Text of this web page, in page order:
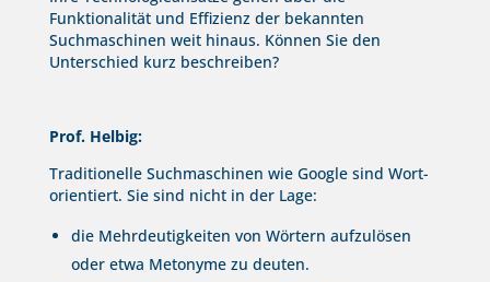
Funktionalität und Effizienz der bekannten
Suchmaschinen weit hinaus. Können Sie den
Unterschied kurz beschreiben?
Prof. Helbig:
Traditionelle Suchmaschinen wie Google sind Wort-
orientiert. Sie sind nicht in der Lage:
die Mehrdeutigkeiten von Wörtern aufzulösen
oder etwa Metonyme zu deuten.